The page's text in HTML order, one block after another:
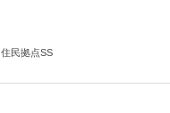
住民拠点SS